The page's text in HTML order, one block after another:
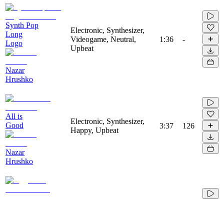
Synth Pop
Long
Logo
Nazar
Hrushko
Electronic, Synthesizer,
Videogame, Neutral,
Upbeat
1:36 -
All is
Good
Nazar
Hrushko
Electronic, Synthesizer,
Happy, Upbeat
3:37 126